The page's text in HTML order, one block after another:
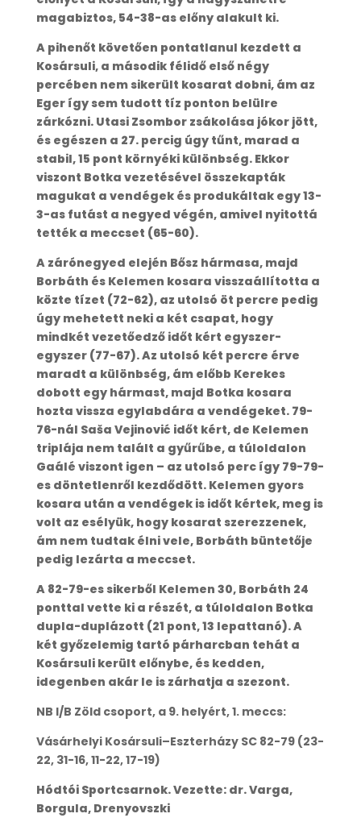
magabiztos, 54-38-as előny alakult ki.
A pihenőt követően pontatlanul kezdett a
Kosársuli, a második félidő első négy
percében nem sikerült kosarat dobni, ám az
Eger így sem tudott tíz ponton belülre
zárkózni. Utasi Zsombor zsákolása jókor jött,
és egészen a 27. percig úgy tűnt, marad a
stabil, 15 pont környéki különbség. Ekkor
viszont Botka vezetésével összekapták
magukat a vendégek és produkáltak egy 13-
3-as futást a negyed végén, amivel nyitottá
tették a meccset (65-60).
A zárónegyed elején Bősz hármasa, majd
Borbáth és Kelemen kosara visszaállította a
közte tízet (72-62), az utolsó öt percre pedig
úgy mehetett neki a két csapat, hogy
mindkét vezetőedző időt kért egyszer-
egyszer (77-67). Az utolsó két percre érve
maradt a különbség, ám előbb Kerekes
dobott egy hármast, majd Botka kosara
hozta vissza egylabdára a vendégeket. 79-
76-nál Saša Vejinović időt kért, de Kelemen
triplája nem talált a gyűrűbe, a túloldalon
Gaálé viszont igen – az utolsó perc így 79-79-
es döntetlenről kezdődött. Kelemen gyors
kosara után a vendégek is időt kértek, meg is
volt az esélyük, hogy kosarat szerezzenek,
ám nem tudtak élni vele, Borbáth büntetője
pedig lezárta a meccset.
A 82-79-es sikerből Kelemen 30, Borbáth 24
ponttal vette ki a részét, a túloldalon Botka
dupla-duplázott (21 pont, 13 lepattanó). A
két győzelemig tartó párharcban tehát a
Kosársuli került előnybe, és kedden,
idegenben akár le is zárhatja a szezont.
NB I/B Zöld csoport, a 9. helyért, 1. meccs:
Vásárhelyi Kosársuli–Eszterházy SC 82-79 (23-
22, 31-16, 11-22, 17-19)
Hódtói Sportcsarnok. Vezette: dr. Varga,
Borgula, Drenyovszki